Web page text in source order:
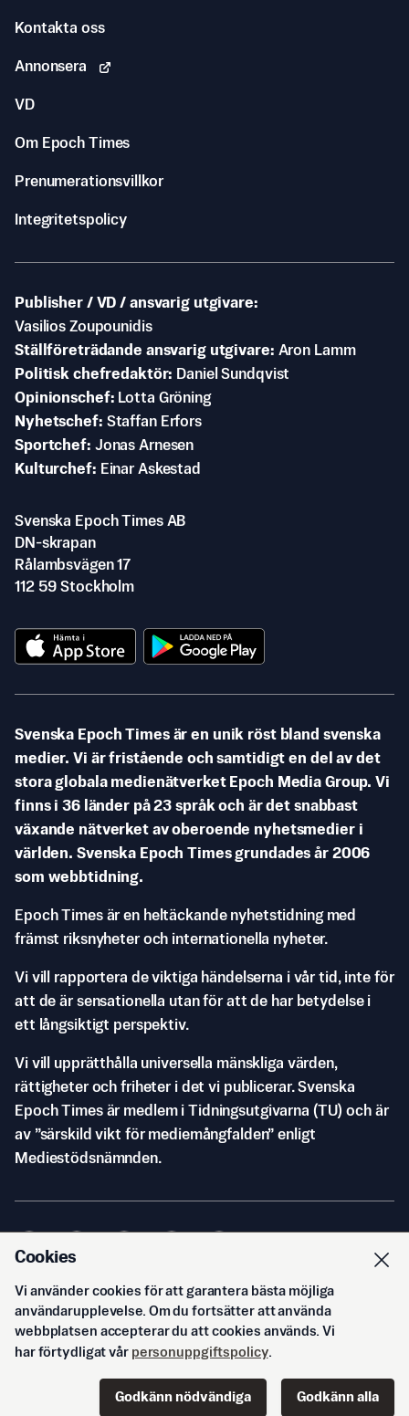
Kontakta oss
Annonsera
VD
Om Epoch Times
Prenumerationsvillkor
Integritetspolicy
Publisher / VD / ansvarig utgivare
Vasilios Zoupounidis
Ställföreträdande ansvarig utgivare Aron Lamm
Politisk chefredaktör
Daniel Sundqvist
Opinionschef
Lotta Gröning
Nyhetschef Staffan Erfors
Sportchef Jonas Arnesen
Kulturchef
Einar Askestad
Svenska Epoch Times AB
DN-skrapan
Rålambsvägen 17
112 59 Stockholm
Svenska Epoch Times är en unik röst bland svenska
medier. Vi är fristående och samtidigt en del av det
stora globala medienätverket Epoch Media Group. Vi
finns i 36 länder på 23 språk och är det snabbast
växande nätverket av oberoende nyhetsmedier i
världen. Svenska Epoch Times grundades år 2006
som webbtidning.
Epoch Times är en heltäckande nyhetstidning med
främst riksnyheter och internationella nyheter.
Vi vill rapportera de viktiga händelserna i vår tid, inte för
att de är sensationella utan för att de har betydelse i
ett långsiktigt perspektiv.
Vi vill upprätthålla universella mänskliga värden,
rättigheter och friheter i det vi publicerar. Svenska
Epoch Times är medlem i Tidningsutgivarna (TU) och är
av ”särskild vikt för mediemångfalden” enligt
Mediestödsnämnden.
© Svenska Epoch Times AB2026
Cookies
Vi använder cookies för att garantera bästa möjliga
användarupplevelse. Om du fortsätter att använda
webbplatsen accepterar du att cookies används. Vi
har förtydligat vår personuppgiftspolicy.
Godkänn nödvändiga Godkänn alla